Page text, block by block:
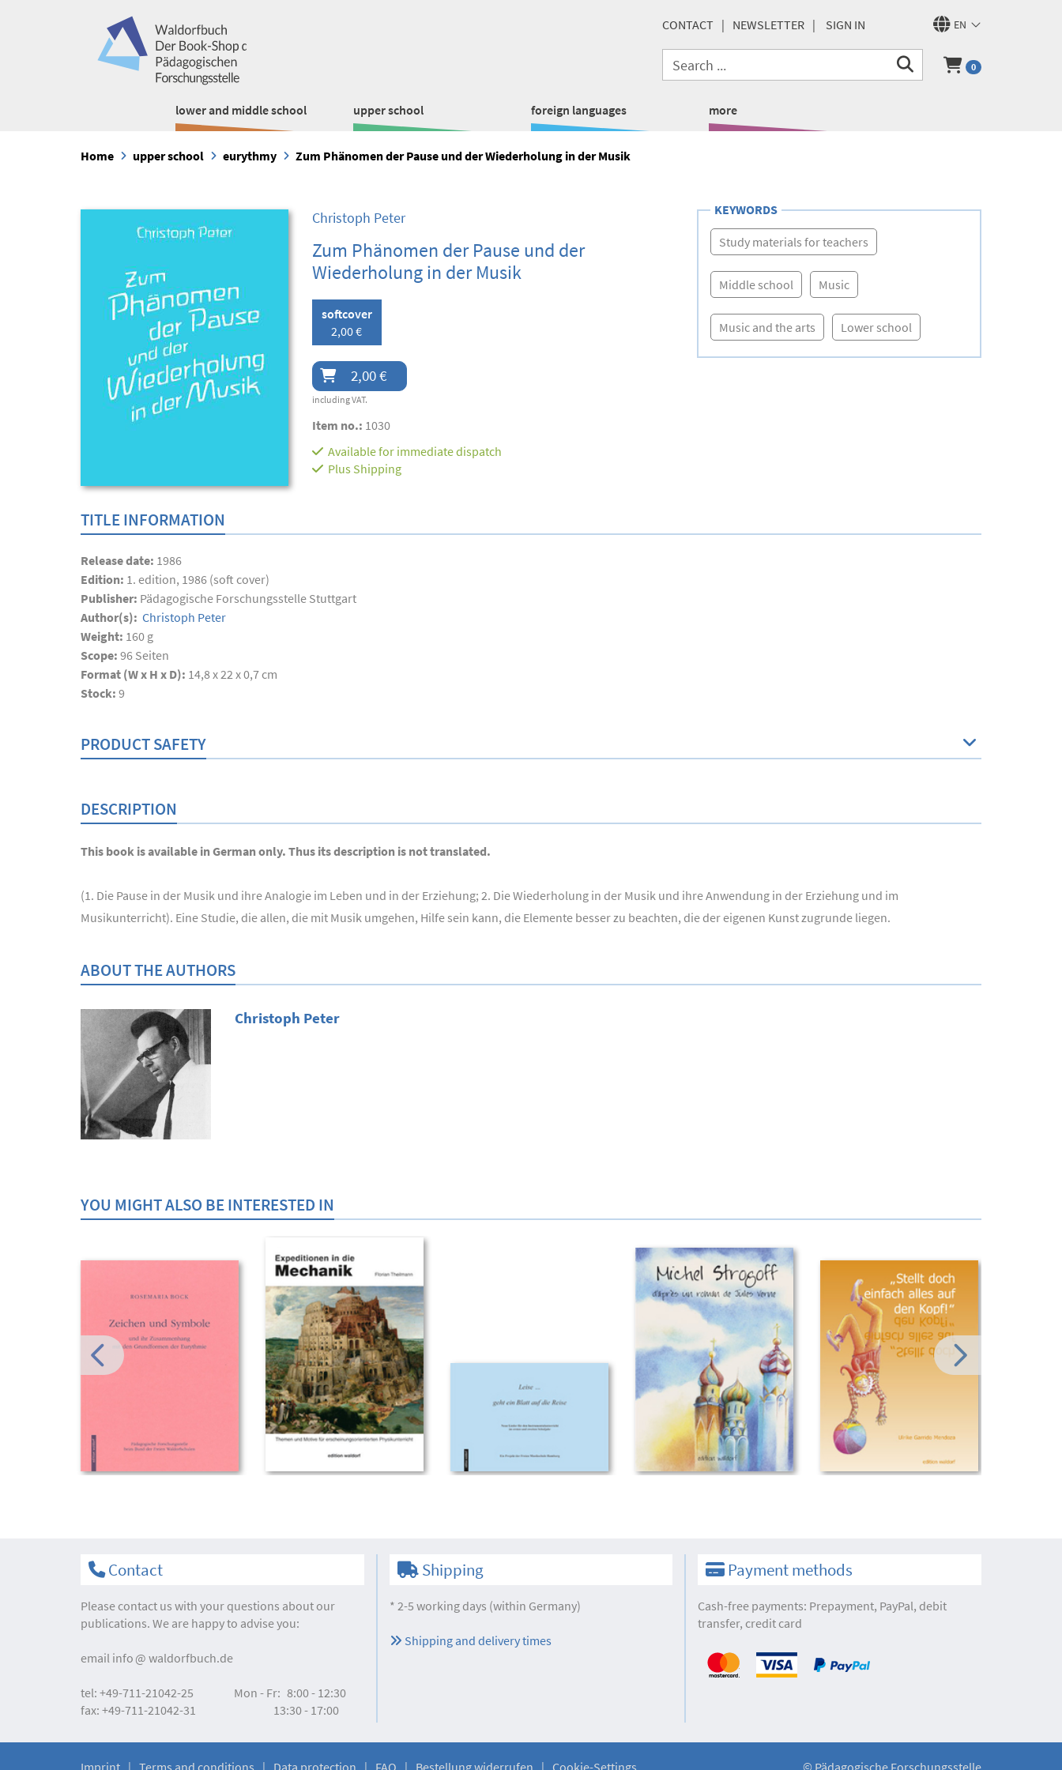
EN
CONTACT NEWSLETTER SIGN IN
0
lower and middle school upper school foreign languages more
Home upper school eurythmy Zum Phänomen der Pause und der Wiederholung in der Musik
Christoph Peter
Zum Phänomen der Pause und der
Wiederholung in der Musik
softcover
2,00 €
2,00 €
including VAT.
Item no.: 1030
Available for immediate dispatch
Plus Shipping
KEYWORDS
Study materials for teachers
Middle school Music
Music and the arts Lower school
TITLE INFORMATION
Release date: 1986
Edition: 1. edition, 1986 (soft cover)
Publisher: Pädagogische Forschungsstelle Stuttgart
Author(s): Christoph Peter
Weight: 160 g
Scope: 96 Seiten
Format (W x H x D): 14,8 x 22 x 0,7 cm
Stock: 9
PRODUCT SAFETY
DESCRIPTION
This book is available in German only. Thus its description is not translated.
(1. Die Pause in der Musik und ihre Analogie im Leben und in der Erziehung; 2. Die Wiederholung in der Musik und ihre Anwendung in der Erziehung und im
Musikunterricht). Eine Studie, die allen, die mit Musik umgehen, Hilfe sein kann, die Elemente besser zu beachten, die der eigenen Kunst zugrunde liegen.
ABOUT THE AUTHORS
Christoph Peter
YOU MIGHT ALSO BE INTERESTED IN
Contact
Please contact us with your questions about our
publications. We are happy to advise you:
email info waldorfbuch.de
tel: +49-711-21042-25
fax: +49-711-21042-31
Mon - Fr: 8:00 - 12:30
13:30 - 17:00
Shipping
* 2-5 working days (within Germany)
Shipping and delivery times
Payment methods
Cash-free payments: Prepayment, PayPal, debit
transfer, credit card
Imprint Terms and conditions Data protection FAQ Bestellung widerrufen Cookie-Settings © Pädagogische Forschungsstelle